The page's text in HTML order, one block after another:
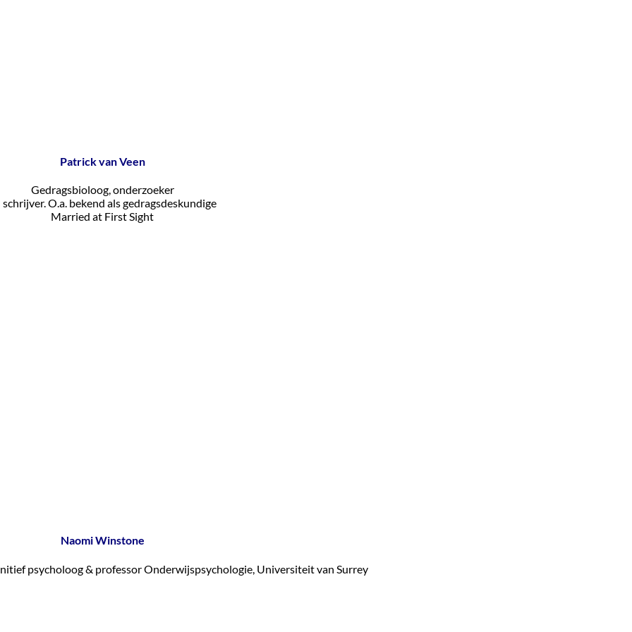
Patrick van Veen
Gedragsbioloog, onderzoeker
schrijver. O.a. bekend als gedragsdeskundige
Married at First Sight
Naomi Winstone
psycholoog & professor Onderwijspsychologie, Universiteit van Surrey